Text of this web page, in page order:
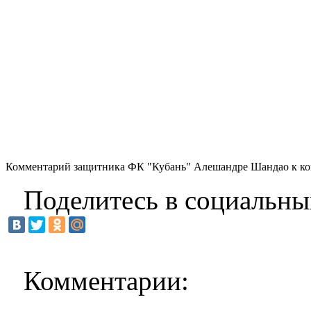
Комментарий защитника ФК "Кубань" Алешандре Шандао к
Поделитесь в
Комментарии: